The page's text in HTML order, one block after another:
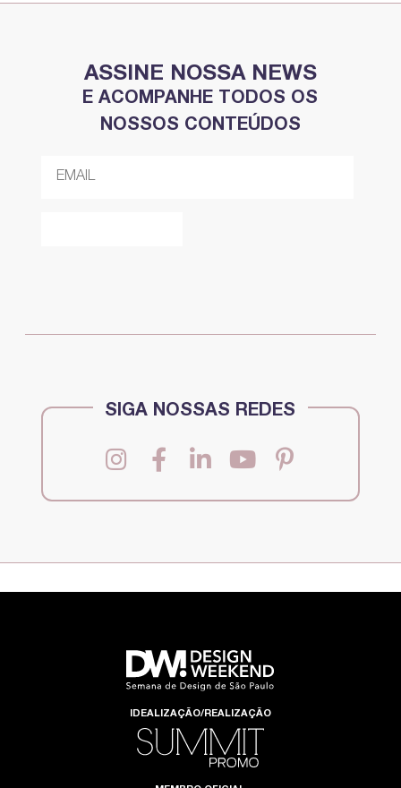
ASSINE NOSSA NEWS
E ACOMPANHE TODOS OS
NOSSOS CONTEÚDOS
SIGA NOSSAS REDES
IDEALIZAÇÃO/REALIZAÇÃO